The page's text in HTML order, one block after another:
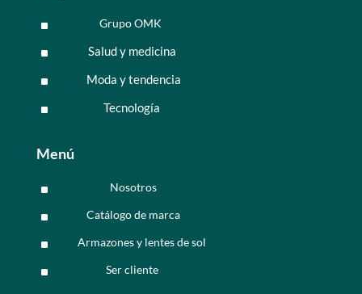
^ Grupo OMK
^ Salud y medicina
^ Moda y tendencia
^ Tecnología
Menú
^ Nosotros
^ Catálogo de marca
^ Armazones y lentes de sol
^ Ser cliente